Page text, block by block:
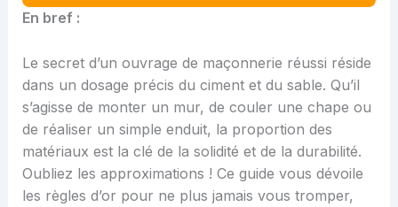
En bref :
Le secret d’un ouvrage de maçonnerie réussi réside
dans un dosage précis du ciment et du sable. Qu’il
s’agisse de monter un mur, de couler une chape ou
de réaliser un simple enduit, la proportion des
matériaux est la clé de la solidité et de la durabilité.
Oubliez les approximations ! Ce guide vous dévoile
les règles d’or pour ne plus jamais vous tromper,